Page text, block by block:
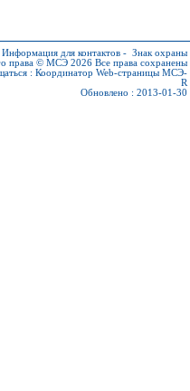
Информация для контактов - Знак охраны
права © МСЭ 2026 Все права сохранены
: Координатор Web-страницы МСЭ-
R
Обновлено : 2013-01-30